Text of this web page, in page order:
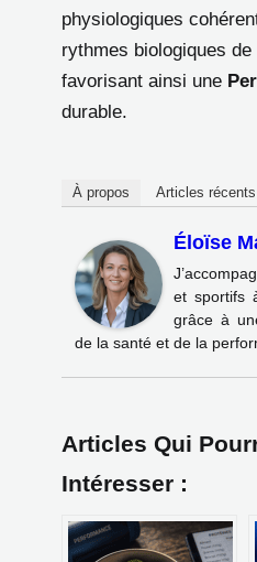
physiologiques
rythmes biologiques de
favorisant ainsi une
durable.
À propos Articles récents
Éloïse
et sportifs
grâce à
de la santé et de la
Articles Qui
Intéresser :